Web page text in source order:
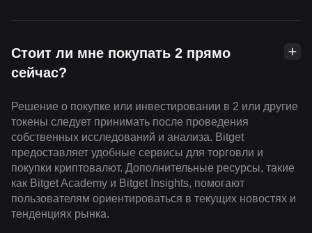
Стоит ли мне покупать 2 прямо
сейчас?
Решение о покупке или инвестировании в 2 или другие
токены следует принимать после проведения
собственных исследований и анализа. Bitget
предоставляет удобные сервисы для торговли и
покупки криптовалют. Дополнительные ресурсы, такие
как Bitget Academy и Bitget Insights, помогают
пользователям ориентироваться в текущих новостях и
тенденциях рынка.